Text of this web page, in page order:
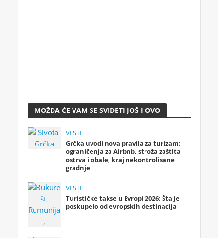
MOŽDA ĆE VAM SE SVIDETI JOŠ I OVO
VESTI
Grčka uvodi nova pravila za turizam:
ograničenja za Airbnb, stroža zaštita
ostrva i obale, kraj nekontrolisane
gradnje
VESTI
Turističke takse u Evropi 2026: Šta je
poskupelo od evropskih destinacija